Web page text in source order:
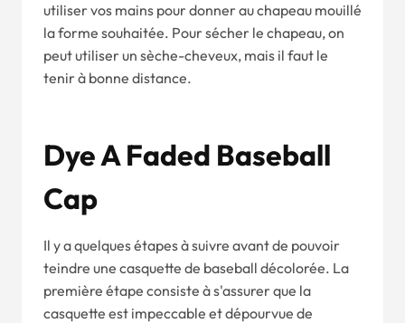
utiliser vos mains pour donner au chapeau mouillé
la forme souhaitée. Pour sécher le chapeau, on
peut utiliser un sèche-cheveux, mais il faut le
tenir à bonne distance.
Dye A Faded Baseball
Cap
Il y a quelques étapes à suivre avant de pouvoir
teindre une casquette de baseball décolorée. La
première étape consiste à s'assurer que la
casquette est impeccable et dépourvue de